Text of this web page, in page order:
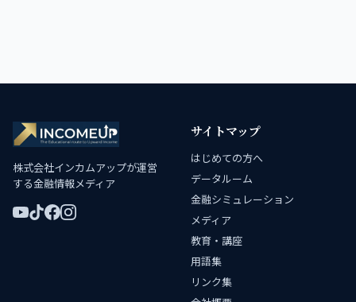
株式会社インカムアップが運営
する金融情報メディア
サイトマップ
はじめての方へ
データルーム
金融シミュレーション
メディア
教育・講座
用語集
リンク集